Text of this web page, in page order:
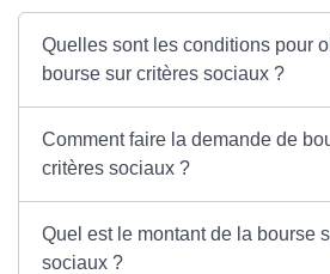
Quelles sont les conditions pour
bourse sur critères sociaux ?
Comment faire la demande de
critères sociaux ?
Quel est le montant de la bourse
sociaux ?